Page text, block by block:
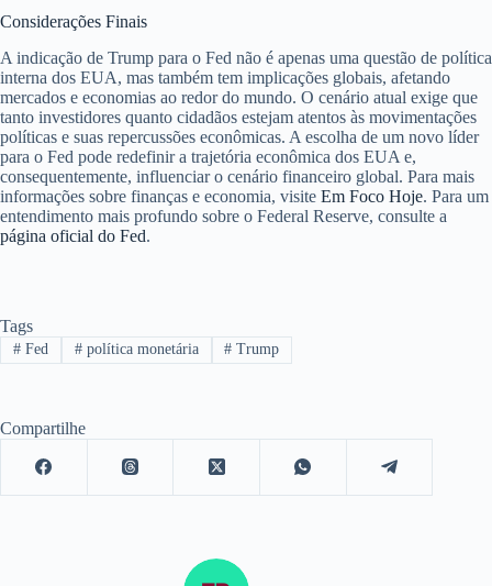
Considerações Finais
A indicação de Trump para o Fed não é apenas uma questão de política
interna dos EUA, mas também tem implicações globais, afetando
mercados e economias ao redor do mundo. O cenário atual exige que
tanto investidores quanto cidadãos estejam atentos às movimentações
políticas e suas repercussões econômicas. A escolha de um novo líder
para o Fed pode redefinir a trajetória econômica dos EUA e,
consequentemente, influenciar o cenário financeiro global. Para mais
informações sobre finanças e economia, visite Em Foco Hoje. Para um
entendimento mais profundo sobre o Federal Reserve, consulte a
página oficial do Fed.
Tags
#Fed #política monetária # Trump
Compartilhe